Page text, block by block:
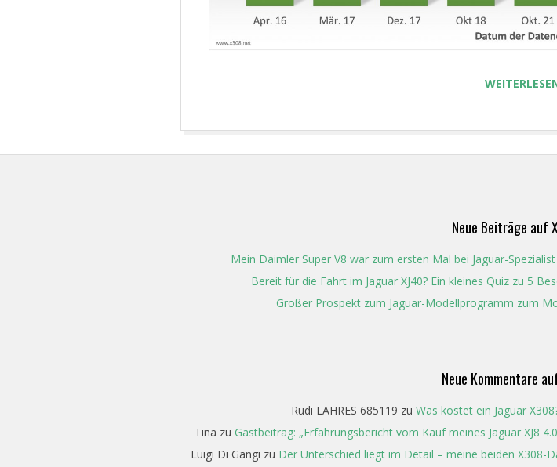
Neue Beiträge auf
Mein Daimler Super V8 war zum ersten Mal bei Jaguar-
Bereit für die Fahrt im Jaguar XJ40? Ein kleines Quiz zu 5
Großer Prospekt zum Jaguar-Modellprogramm zum
Neue Kommentare
Rudi LAHRES 685119 zu Was kostet ein Jaguar
Tina zu Gastbeitrag: „Erfahrungsbericht vom Kauf meines Jaguar XJ8
Luigi Di Gangi zu Der Unterschied liegt im Detail – meine beiden X308-